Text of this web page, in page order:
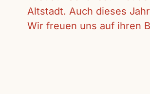
Altstadt. Auch dieses
Wir freuen uns auf ihren